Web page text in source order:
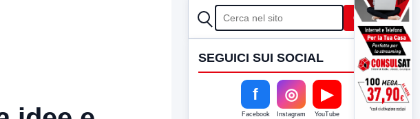
CERCA Cerca
SEGUICI SUI SOCIAL
f
Facebook
◎
Instagram
▶
YouTube